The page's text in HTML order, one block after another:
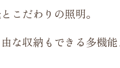
こだわりの照明。
な収納もできる多機能